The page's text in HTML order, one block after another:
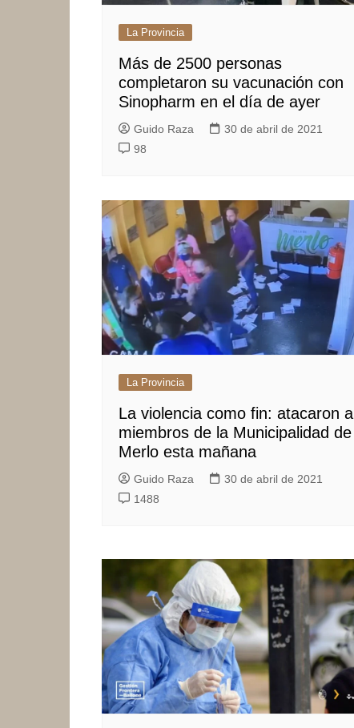
La Provincia
Más de 2500 personas
completaron su vacunación con
Sinopharm en el día de ayer
Guido Raza
30 de abril de 2021
98
La Provincia
La violencia como fin: atacaron a
miembros de la Municipalidad de
Merlo esta mañana
Guido Raza
30 de abril de 2021
1488